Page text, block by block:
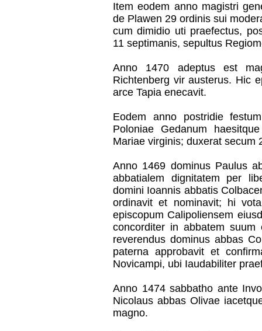
Item eodem anno magistri
de Plawen 29 ordinis sui
cum dimidio uti praefectus,
11 septimanis, sepultus
Anno 1470 adeptus est
Richtenberg vir austerus. Hic
arce Tapia enecavit.
Eodem anno postridie
Poloniae Gedanum
Mariae virginis; duxerat secum
Anno 1469 dominus Paulus
abbatialem dignitatem per
domini Ioannis abbatis
ordinavit et nominavit; hi
episcopum Calipoliensem
concorditer in abbatem
reverendus dominus abbas
paterna approbavit et
Novicampi, ubi Iaudabiliter
Anno 1474 sabbatho ante
Nicolaus abbas Olivae
magno.